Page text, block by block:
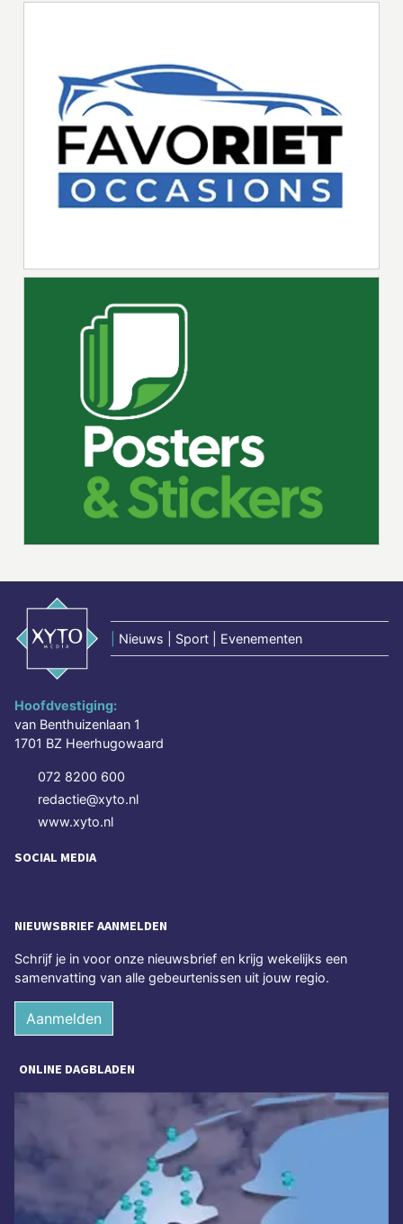
Nieuws | Sport | Evenementen
Hoofdvestiging:
van Benthuizenlaan 1
1701 BZ Heerhugowaard
072 8200 600
redactie@xyto.nl
www.xyto.nl
SOCIAL MEDIA
NIEUWSBRIEF AANMELDEN
Schrijf je in voor onze nieuwsbrief en krijg wekelijks een
samenvatting van alle gebeurtenissen uit jouw regio.
Aanmelden
ONLINE DAGBLADEN